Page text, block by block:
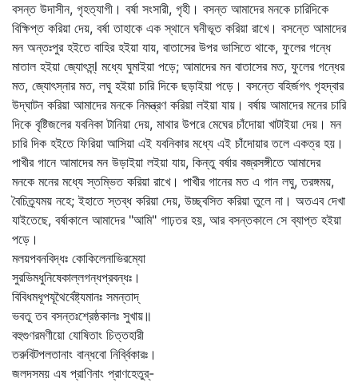
বসন্ত উদাসীন, গৃহত্যাগী। বর্ষা সংসারী, গৃহী। বসন্ত আমাদের মনকে চারিদিকে
বিক্ষিপ্ত করিয়া দেয়, বর্ষা তাহাকে এক স্থানে ঘনীভূত করিয়া রাখে। বসন্তে আমাদের
মন অন্তঃপুর হইতে বাহির হইয়া যায়, বাতাসের উপর ভাসিতে থাকে, ফুলের গন্ধে
মাতাল হইয়া জ্যোৎস্ন্‌l মধ্যে ঘুমাইয়া পড়ে; আমাদের মন বাতাসের মত, ফুলের গন্ধের
মত, জ্যোৎস্নার মত, লঘু হইয়া চারি দিকে ছড়াইয়া পড়ে। বসন্তে বহির্জগৎ গৃহদ্বার
উদ্‌ঘাটন করিয়া আমাদের মনকে নিমন্ত্রণ করিয়া লইয়া যায়। বর্ষায় আমাদের মনের চারি
দিকে বৃষ্টিজলের যবনিকা টানিয়া দেয়, মাথার উপরে মেঘের চাঁদোয়া খাটাইয়া দেয়। মন
চারি দিক হইতে ফিরিয়া আসিয়া এই যবনিকার মধ্যে এই চাঁদোয়ার তলে একত্র হয়।
পাখীর গানে আমাদের মন উড়াইয়া লইয়া যায়, কিন্তু বর্ষার বজ্রসঙ্গীতে আমাদের
মনকে মনের মধ্যে স্তম্ভিত করিয়া রাখে। পাখীর গানের মত এ গান লঘু, তরঙ্গময়,
বৈচিত্র্যময় নহে; ইহাতে স্তব্ধ করিয়া দেয়, উচ্ছ্বসিত করিয়া তুলে না। অতএব দেখা
যাইতেছে, বর্ষাকালে আমাদের "আমি" গাঢ়তর হয়, আর বসন্তকালে সে ব্যাপ্ত হইয়া
পড়ে।
মলয়পবনবিদ্ধঃ কোকিলেনাভিরম্যো
সুরভিমধুনিষেকাল্লগন্ধপ্রবন্ধঃ।
বিবিধমধূপযূথৈর্বেষ্ট্যমানঃ সমন্তাদ্‌
ভবতু তব বসন্তঃশ্রেষ্ঠকালঃ সুখায়॥
বহুগুণরমণীয়ো যোষিতাং চিত্তহারী
তরুবিটপলতানাং বান্ধবো নির্ব্বিকারঃ।
জলদসময় এষ প্রাণিনাং প্রাণহেতুর্‌-